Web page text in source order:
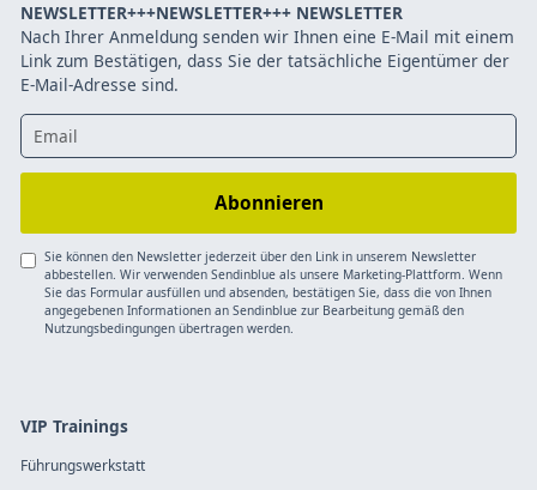
NEWSLETTER+++NEWSLETTER+++ NEWSLETTER
Nach Ihrer Anmeldung senden wir Ihnen eine E-Mail mit einem
Link zum Bestätigen, dass Sie der tatsächliche Eigentümer der
E-Mail-Adresse sind.
Sie können den Newsletter jederzeit über den Link in unserem Newsletter
abbestellen. Wir verwenden Sendinblue als unsere Marketing-Plattform. Wenn
Sie das Formular ausfüllen und absenden, bestätigen Sie, dass die von Ihnen
angegebenen Informationen an Sendinblue zur Bearbeitung gemäß den
Nutzungsbedingungen übertragen werden.
VIP Trainings
Führungswerkstatt